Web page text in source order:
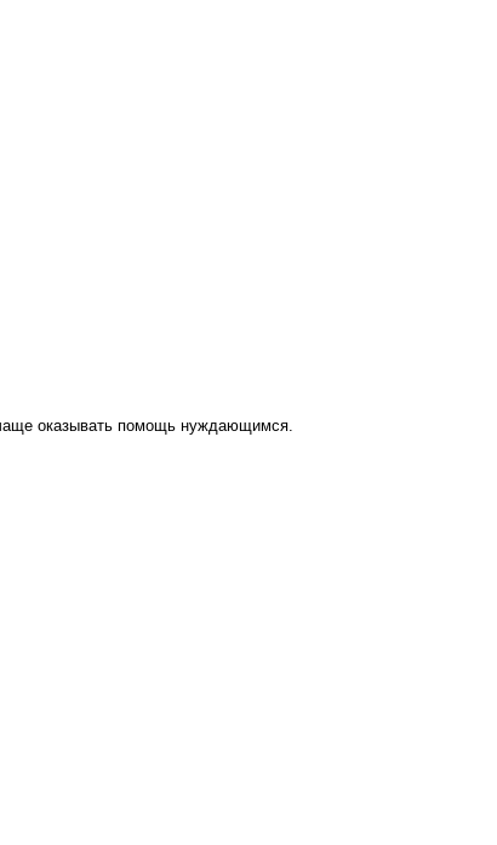
оказывать помощь нуждающимся.